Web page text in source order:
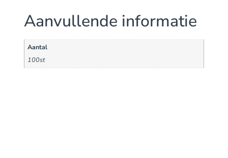
Aanvullende informatie
Aantal
100st